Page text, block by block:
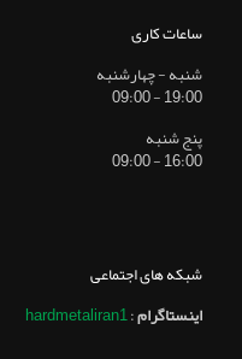
ساعات کاری
شنبه - چهارشنبه
19:00 - 09:00
پنج شنبه
16:00 - 09:00
شبکه های اجتماعی
اینستاگرام:
hardmetaliran1